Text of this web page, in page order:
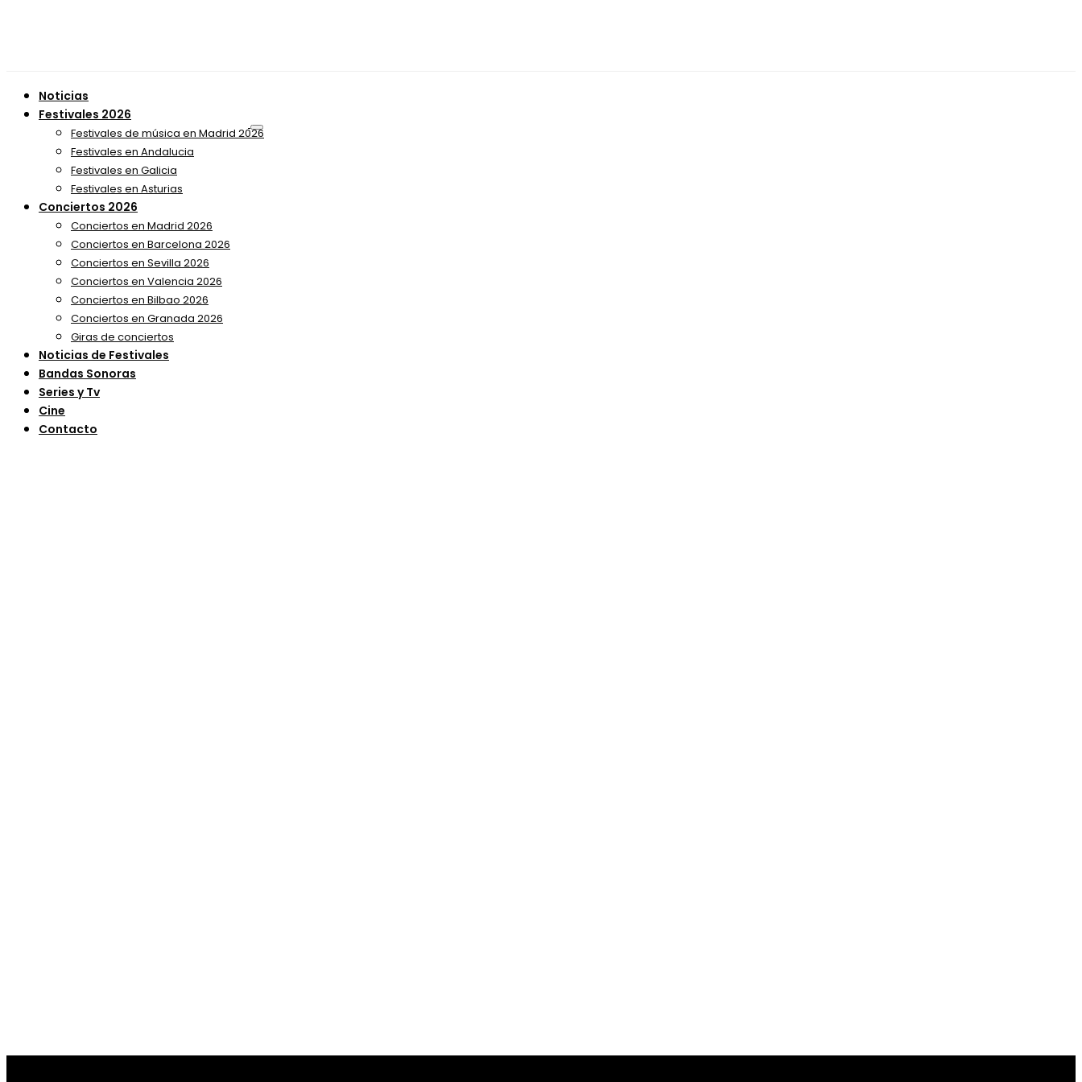
Noticias
Festivales 2026
Festivales de música en Madrid 2026
Festivales en Andalucia
Festivales en Galicia
Festivales en Asturias
Conciertos 2026
Conciertos en Madrid 2026
Conciertos en Barcelona 2026
Conciertos en Sevilla 2026
Conciertos en Valencia 2026
Conciertos en Bilbao 2026
Conciertos en Granada 2026
Giras de conciertos
Noticias de Festivales
Bandas Sonoras
Series y Tv
Cine
Contacto